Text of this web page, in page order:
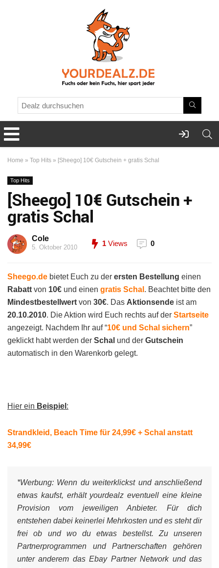
Home » Top Hits » [Sheego] 10€ Gutschein + gratis Schal
Top Hits
[Sheego] 10€ Gutschein +
gratis Schal
Cole
5. Oktober 2010 1 Views 0
Sheego.de bietet Euch zu der ersten Bestellung einen
Rabatt von 10€ und einen gratis Schal . Beachtet bitte den
Mindestbestellwert von 30€. Das Aktionsende ist am
20.10.2010. Die Aktion wird Euch rechts auf der Startseite
angezeigt. Nachdem Ihr auf “10€ und Schal sichern”
geklickt habt werden der Schal und der Gutschein
automatisch in den Warenkorb gelegt.
Hier ein Beispiel :
Strandkleid, Beach Time für 24,99€ + Schal anstatt
34,99€
*Werbung: Wenn du weiterklickst und anschließend
etwas kaufst, erhält yourdealz eventuell eine kleine
Provision vom jeweiligen Anbieter. Für dich
entstehen dabei keinerlei Mehrkosten und es steht dir
frei ob und wo du etwas bestellst. Zu unseren
Partnerprogrammen und Partnerschaften gehören
unter anderem das Ebay Partner Network und das